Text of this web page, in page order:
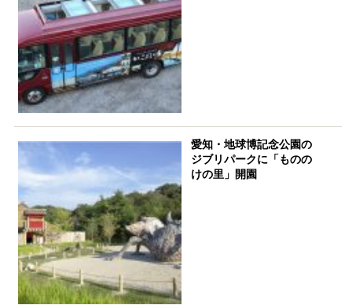
愛知・地球博記念公園の
ジブリパークに「ものの
けの里」開園